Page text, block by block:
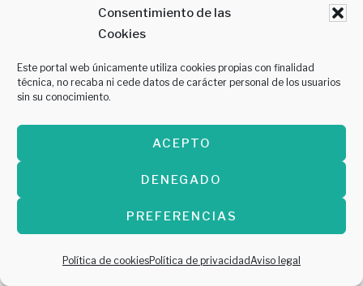
Consentimiento de las
Cookies
Este portal web únicamente utiliza cookies propias con finalidad
técnica, no recaba ni cede datos de carácter personal de los usuarios
sin su conocimiento.
ACEPTO
DENEGADO
PREFERENCIAS
Política de cookiesPolítica de privacidadAviso legal
atención a sus pizzas.
Cuentan con más de una treintena de
variedades de este producto, desde las más
tomate, mozzarella de búfala, boletus, gambas
y salmón ahumado o la ‘Buonissima’, que lleva
tomate, mozzarella, carne picada, emmental,
cebolla caramelizada y olivas negras. También
tienen una amplia oferta de pasta fresca y,
como es tradicional en este tipo de